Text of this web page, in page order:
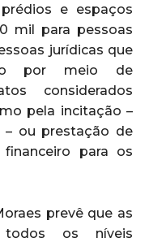
e espaços
mil para pessoas
jurídicas que
por meio de
considerados
pela incitação –
– ou prestação de
para os
prevê que as
todos os níveis